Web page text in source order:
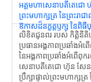
អគ្គមហាសេនាបតីតេជោ ហ៊ុ
ព្រះមហាក្សត្រ នៃព្រះរា
ឱកាសដ៏នក្ខត្តឫក្ស នៃពិ
លិខិតជូនពរ របស់ កិត្តិនី
ប្រធានអង្គភាពប្រឆាំងអំព
នៃអង្គភាពប្រឆាំងអំពើ
សេនាបតីតេជោ ហ៊ុន សែន
ប្រឹក្សាផ្ទាល់ព្រះមហាក្សត្